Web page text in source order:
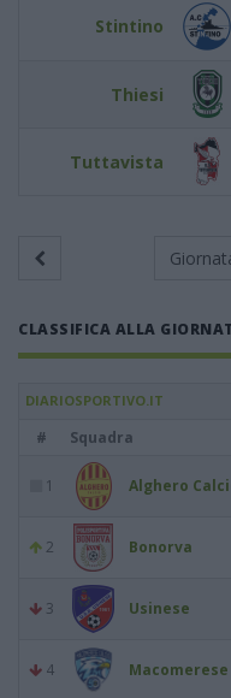
Stintino
Thiesi
Tuttavista
CLASSIFICA ALLA
DIARIOSPORTIVO.IT
#
Squadra
1 Alghero
2 Bonorva
3 Usinese
4 Macomerese